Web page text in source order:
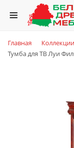
Главная Коллекции
Тумба для ТВ Луи